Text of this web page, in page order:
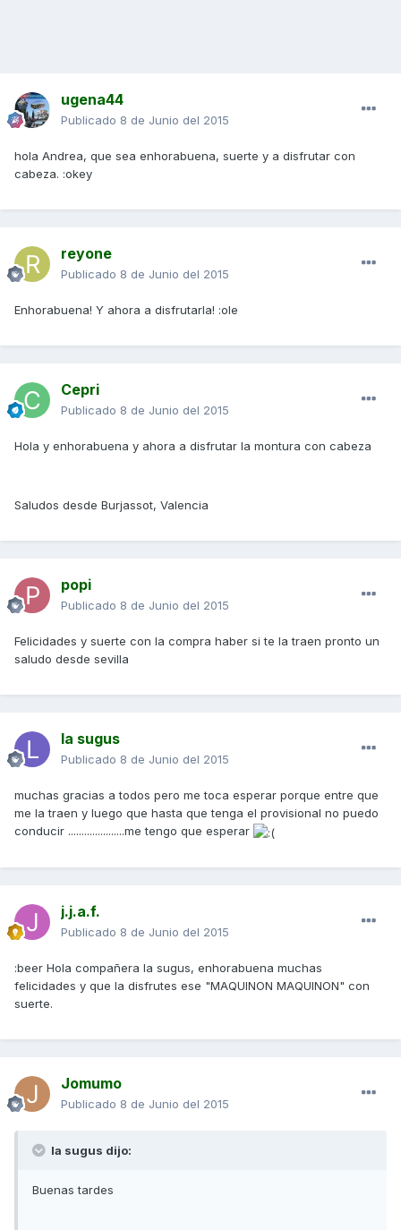
ugena44
Publicado 8 de Junio del 2015
hola Andrea, que sea enhorabuena, suerte y a disfrutar con
cabeza. :okey
reyone
Publicado 8 de Junio del 2015
Enhorabuena! Y ahora a disfrutarla! :ole
Cepri
Publicado 8 de Junio del 2015
Hola y enhorabuena y ahora a disfrutar la montura con cabeza
Saludos desde Burjassot, Valencia
popi
Publicado 8 de Junio del 2015
Felicidades y suerte con la compra haber si te la traen pronto un
saludo desde sevilla
la sugus
Publicado 8 de Junio del 2015
muchas gracias a todos pero me toca esperar porque entre que
me la traen y luego que hasta que tenga el provisional no puedo
conducir .....................me tengo que esperar
j.j.a.f.
Publicado 8 de Junio del 2015
:beer Hola compañera la sugus, enhorabuena muchas
felicidades y que la disfrutes ese "MAQUINON MAQUINON" con
suerte.
Jomumo
Publicado 8 de Junio del 2015
la sugus dijo:
Buenas tardes